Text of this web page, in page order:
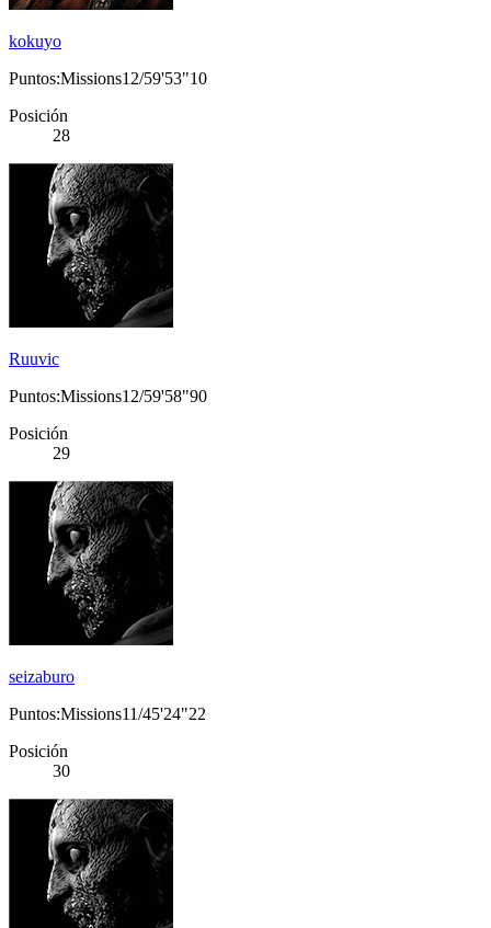
kokuyo
Puntos:Missions12/59'53"10
Posición
28
Ruuvic
Puntos:Missions12/59'58"90
Posición
29
seizaburo
Puntos:Missions11/45'24"22
Posición
30